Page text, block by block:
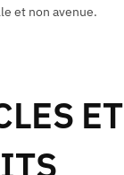
et non avenue.
ET